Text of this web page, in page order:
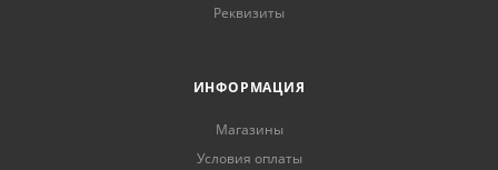
Реквизиты
ИНФОРМАЦИЯ
Магазины
Условия оплаты